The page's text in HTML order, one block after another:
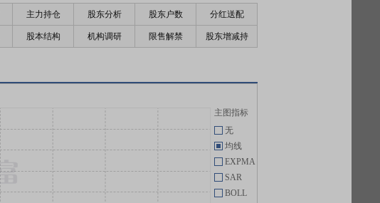
主力持仓 股东分析 股东户数 分红送配
股本结构 机构调研 限售解禁 股东增减持
主图指标
无
均线
EXPMA
SAR
BOLL